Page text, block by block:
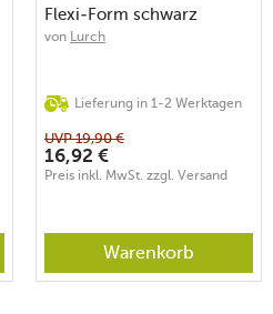
Flexi-Form schwarz
von Lurch
Lieferung in 1-2 Werktagen
UVP19,90 €
16,92 €
Preis inkl. MwSt. zzgl. Versand
Warenkorb